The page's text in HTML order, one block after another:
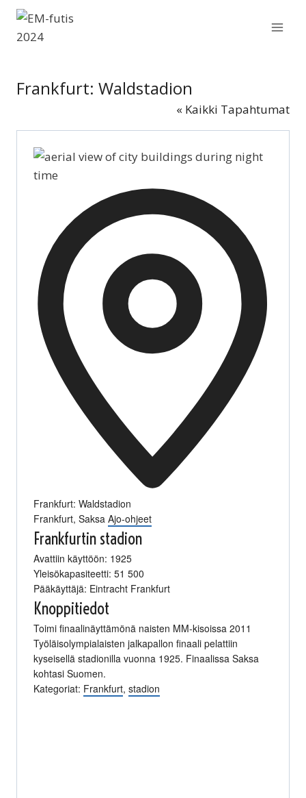
Siirry
sisältöön
Frankfurt: Waldstadion
« Kaikki Tapahtumat
Frankfurt: Waldstadion
Frankfurt, Saksa Ajo-ohjeet
Frankfurtin stadion
Avattiin käyttöön: 1925
Yleisökapasiteetti: 51 500
Pääkäyttäjä: Eintracht Frankfurt
Knoppitiedot
Toimi finaalinäyttämönä naisten MM-kisoissa 2011
Työläisolympialaisten jalkapallon finaali pelattiin
kyseisellä stadionilla vuonna 1925. Finaalissa Saksa
kohtasi Suomen.
Kategoriat: Frankfurt, stadion